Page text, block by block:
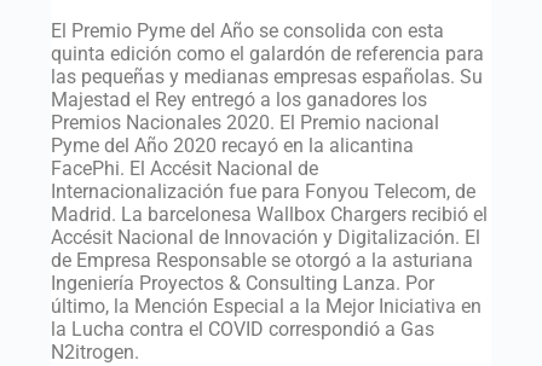
El Premio Pyme del Año se consolida con esta
quinta edición como el galardón de referencia para
las pequeñas y medianas empresas españolas. Su
Majestad el Rey entregó a los ganadores los
Premios Nacionales 2020. El Premio nacional
Pyme del Año 2020 recayó en la alicantina
FacePhi. El Accésit Nacional de
Internacionalización fue para Fonyou Telecom, de
Madrid. La barcelonesa Wallbox Chargers recibió el
Accésit Nacional de Innovación y Digitalización. El
de Empresa Responsable se otorgó a la asturiana
Ingeniería Proyectos & Consulting Lanza. Por
último, la Mención Especial a la Mejor Iniciativa en
la Lucha contra el COVID correspondió a Gas
N2itrogen.